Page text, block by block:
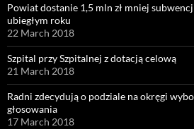
Powiat dostanie 1,5 mln zł mniej
ubiegłym roku
22 March 2018
Szpital przy Szpitalnej z dotacją celową
21 March 2018
Radni zdecydują o podziale na okręgi
głosowania
17 March 2018